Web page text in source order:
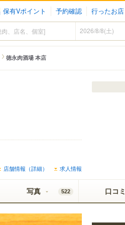
保有Vポイント 予約確認 行ったお店
徳永肉酒場 本店
店舗情報（詳細） 求人情報
写真 522 口コミ